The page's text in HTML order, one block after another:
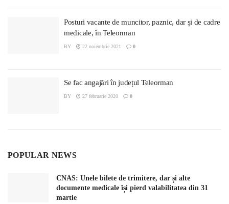
Posturi vacante de muncitor, paznic, dar și de cadre
medicale, în Teleorman
BY 22 noiembrie 2021 0
Se fac angajări în județul Teleorman
BY 27 februarie 2020 0
POPULAR NEWS
CNAS: Unele bilete de trimitere, dar și alte
documente medicale își pierd valabilitatea din 31
martie